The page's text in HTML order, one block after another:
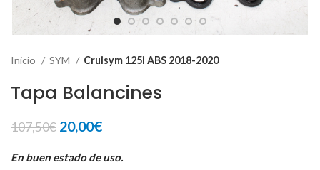
Inicio SYM Cruisym 125i ABS 2018-2020
Tapa Balancines
107,50€ El
original
20,00€El
actual
En buen estado de uso.